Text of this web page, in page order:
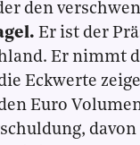
den
Er ist der
Er nimmt
Eckwerte
Euro